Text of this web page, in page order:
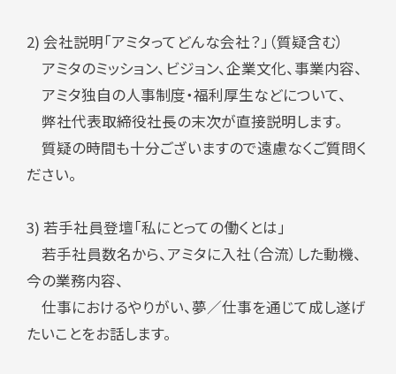
2) 会社説明「アミタってどんな会社？」（質疑含む）
アミタのミッション、ビジョン、企業文化、事業内容、
アミタ独自の人事制度・福利厚生などについて、
弊社代表取締役社長の末次が直接説明します。
質疑の時間も十分ございますので遠慮なくご質問く
ださい。
3) 若手社員登壇「私にとっての働くとは」
若手社員数名から、アミタに入社（合流）した動機、
今の業務内容、
仕事におけるやりがい、夢／仕事を通じて成し遂げ
たいことをお話します。